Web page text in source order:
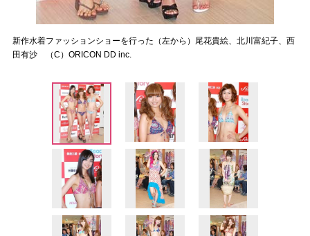
新作水着ファッションショーを行った（左から）尾花貴絵、北川富紀子、西
田有沙 （C）ORICON DD inc.